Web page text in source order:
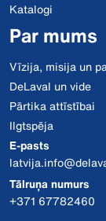
Katalogi
Par mums
Vīzija, misija un
DeLaval un vide
Pārtika attīstībai
Ilgtspēja
E-pasts
Tālruņa numurs
+371 67782460